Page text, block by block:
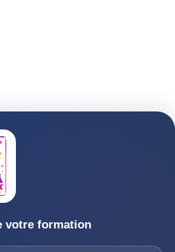
votre formation